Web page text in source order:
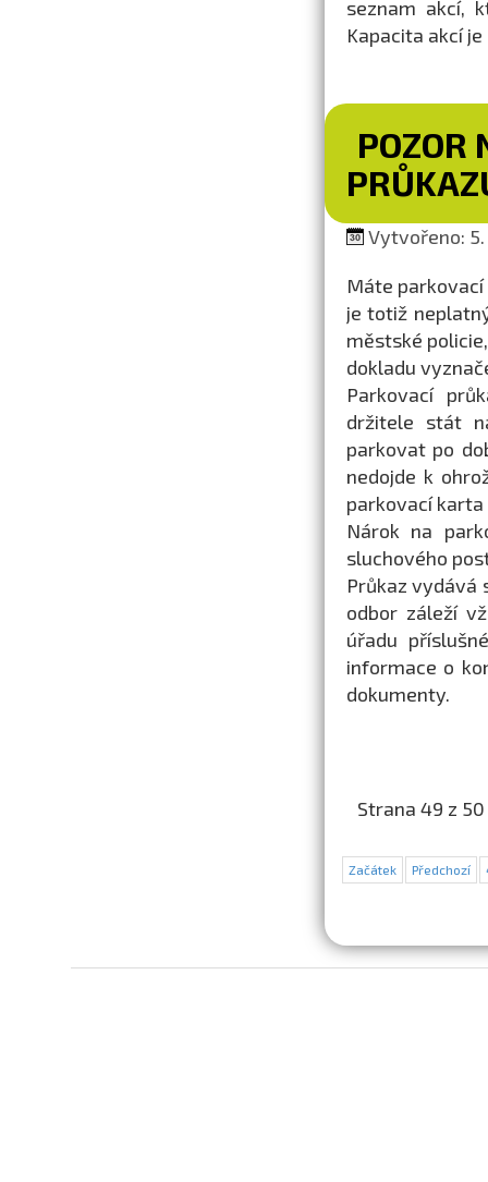
seznam akcí,
Kapacita akcí
POZOR
Vytvořeno: 5.
Máte
je totiž
městské
dokladu
Parkovací
držitele stát
parkovat po
nedojde k
parkovací karta
Nárok na
sluchového
Průkaz vydává
odbor záleží
úřadu
informace o
dokumenty.
Strana 49 z 50
Začátek Předchozí